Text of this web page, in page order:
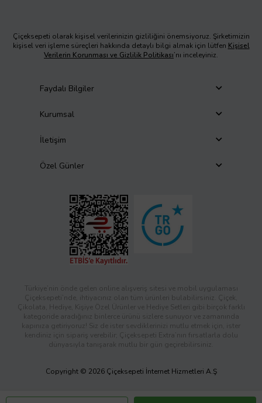
Çiçeksepeti olarak kişisel verilerinizin gizliliğini önemsiyoruz. Şirketimizin
kişisel veri işleme süreçleri hakkında detaylı bilgi almak için lütfen Kişisel
Verilerin Korunması ve Gizlilik Politikası’nı inceleyiniz.
Faydalı Bilgiler
Kurumsal
İletişim
Özel Günler
Türkiye’nin önde gelen online alışveriş sitesi ve mobil uygulaması
Çiçeksepeti’nde, ihtiyacınız olan tüm ürünleri bulabilirsiniz. Çiçek,
Çikolata, Hediye, Kişiye Özel Ürünler ve Hediye Setleri gibi birçok farklı
kategoride aradığınız binlerce ürünü sizlere sunuyor ve zamanında
kapınıza getiriyoruz! Siz de ister sevdiklerinizi mutlu etmek için, ister
kendiniz için sipariş verebilir; Çiçeksepeti Extra’nın fırsatlarla dolu
dünyasıyla tanışarak mutlu bir gün geçirebilirsiniz.
Copyright © 2026 Çiçeksepeti İnternet Hizmetleri A.Ş